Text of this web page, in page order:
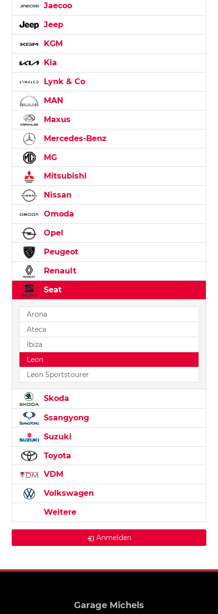
Jaecoo
Jeep
KGM
Kia
Lynk & Co
MAN
Maxus
Mercedes-Benz
MG
Mitsubishi
Nissan
Omoda
Opel
Peugeot
Renault
Seat
Arona
Ateca
Ibiza
Leon
Leon Sportstourer
Skoda
Ssangyong
Suzuki
Toyota
VDM
Volkswagen
Weitere
Anmelden
Garage Michels